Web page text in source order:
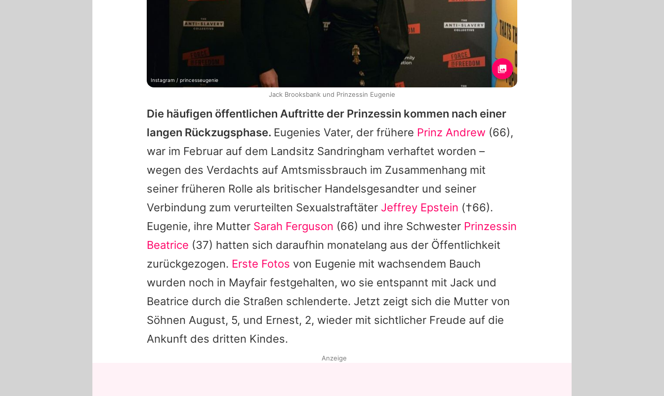
Die häufigen öffentlichen Auftritte der Prinzessin kommen nach einer
langen Rückzugsphase. Eugenies Vater, der frühere Prinz Andrew (66),
war im Februar auf dem Landsitz Sandringham verhaftet worden –
wegen des Verdachts auf Amtsmissbrauch im Zusammenhang mit
seiner früheren Rolle als britischer Handelsgesandter und seiner
Verbindung zum verurteilten Sexualstraftäter Jeffrey Epstein (†66).
Eugenie, ihre Mutter Sarah Ferguson (66) und ihre Schwester Prinzessin
Beatrice (37) hatten sich daraufhin monatelang aus der Öffentlichkeit
zurückgezogen. Erste Fotos von Eugenie mit wachsendem Bauch
wurden noch in Mayfair festgehalten, wo sie entspannt mit Jack und
Beatrice durch die Straßen schlenderte. Jetzt zeigt sich die Mutter von
Söhnen August, 5, und Ernest, 2, wieder mit sichtlicher Freude auf die
Ankunft des dritten Kindes.
Instagram / princesseugenie
Jack Brooksbank und Prinzessin Eugenie
Anzeige